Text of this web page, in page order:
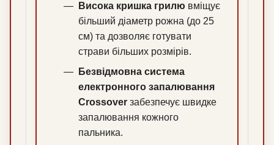
Висока кришка грилю вміщує
більший діаметр рожна (до 25
см) та дозволяє готувати
страви більших розмірів.
Безвідмовна система
електронного запалювання
Crossover забезпечує швидке
запалювання кожного
пальника.